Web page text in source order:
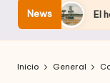
News
El hotel que
Inicio General